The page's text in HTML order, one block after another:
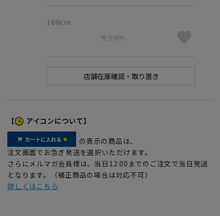
100cm
売り切れ
【 アイコンについて】
の表示の商品は、
注文画面でお急ぎ発送を選択いただけます。
さらにメルマガ会員様は、当日12:00までのご注文で当日発送
となります。（補正商品の場合は対応不可）
詳しくはこちら